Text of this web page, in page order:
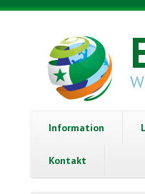
Direkt zum Inhalt
Information
Kontakt